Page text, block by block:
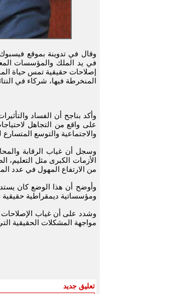
وقال في تدوينة بموقع فيسبوك
في يد الملك والمؤسسات
إصلاحات حقيقية تمس حياة
المنخرطة فيها، شركاء في
وأكد بناجح أن الفساد
على واقع من التجاهل
والاجتماعية والتوسع
وسجل أن غياب الرقابة
الأزمات الكبرى مثل التعليم،
من الارتفاع المهول في عدد
وأوضح أن هذا الوضع كان
ومؤسساتية ديمقراطية حقيقية
وشدد على أن غياب الإصلاحات
مواجهة المشكلات الحقيقية
تعليق جديد